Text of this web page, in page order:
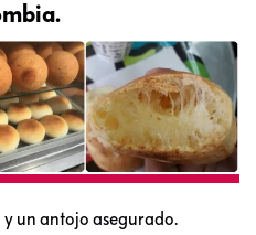
un antojo asegurado.